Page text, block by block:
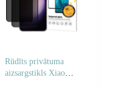
Rūdīts privātuma
aizsargstikls Xiaomi